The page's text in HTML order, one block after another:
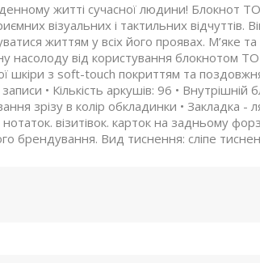
житті сучасної людини! Блокнот
візуальних і тактильних відчуттів.
життям у всіх його проявах. М’яке
насолоду від користування блокнотом
з soft-touch покриттям та поздовжня
• Кількість аркушів: 96 • Внутрішній
зрізу в колір обкладинки • Закладка -
візитівок. карток на задньому
брендування. Вид тиснення: сліпе